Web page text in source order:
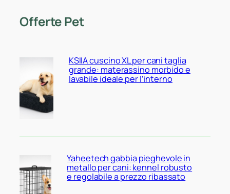
Offerte Pet
KSIIA cuscino XL per cani taglia
grande: materassino morbido e
lavabile ideale per l’interno
Yaheetech gabbia pieghevole in
metallo per cani: kennel robusto
e regolabile a prezzo ribassato